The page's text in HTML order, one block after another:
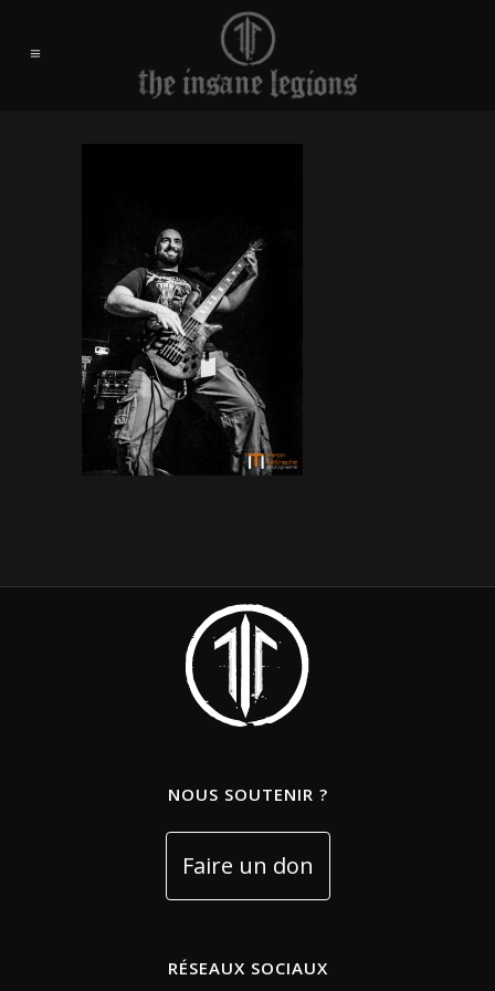
NOUS SOUTENIR ?
RÉSEAUX SOCIAUX